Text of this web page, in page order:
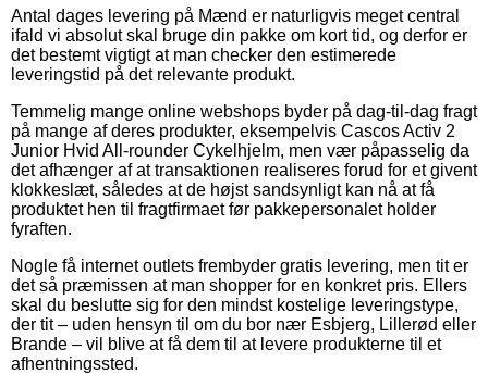
Antal dages levering på Mænd er naturligvis meget central
ifald vi absolut skal bruge din pakke om kort tid, og derfor er
det bestemt vigtigt at man checker den estimerede
leveringstid på det relevante produkt.
Temmelig mange online webshops byder på dag-til-dag fragt
på mange af deres produkter, eksempelvis Cascos Activ 2
Junior Hvid All-rounder Cykelhjelm, men vær påpasselig da
det afhænger af at transaktionen realiseres forud for et givent
klokkeslæt, således at de højst sandsynligt kan nå at få
produktet hen til fragtfirmaet før pakkepersonalet holder
fyraften.
Nogle få internet outlets frembyder gratis levering, men tit er
det så præmissen at man shopper for en konkret pris. Ellers
skal du beslutte sig for den mindst kostelige leveringstype,
der tit – uden hensyn til om du bor nær Esbjerg, Lillerød eller
Brande – vil blive at få dem til at levere produkterne til et
afhentningssted.